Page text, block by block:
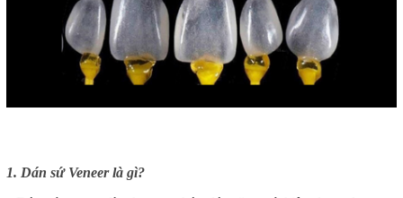
1. Dán sứ Veneer là gì?